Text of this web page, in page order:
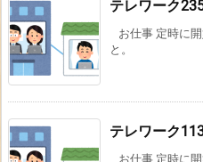
テレワーク
お仕事 定時に
と。
テレワーク
お仕事 定時に